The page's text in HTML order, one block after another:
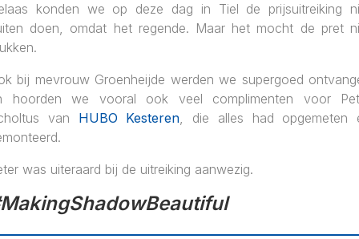
konden we op deze dag in Tiel de prijsuitreiking
doen, omdat het regende. Maar het mocht de pret
bij mevrouw Groenheijde werden we supergoed
hoorden we vooral ook veel complimenten voor
van HUBO Kesteren, die alles had opgemeten
was uiteraard bij de uitreiking aanwezig.